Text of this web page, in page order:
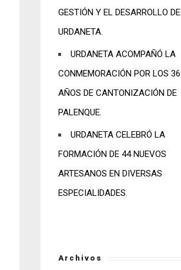
GESTIÓN Y EL DESARROLLO DE
URDANETA.
URDANETA ACOMPAÑÓ LA
CONMEMORACIÓN POR LOS 36
AÑOS DE CANTONIZACIÓN DE
PALENQUE.
URDANETA CELEBRÓ LA
FORMACIÓN DE 44 NUEVOS
ARTESANOS EN DIVERSAS
ESPECIALIDADES.
Archivos